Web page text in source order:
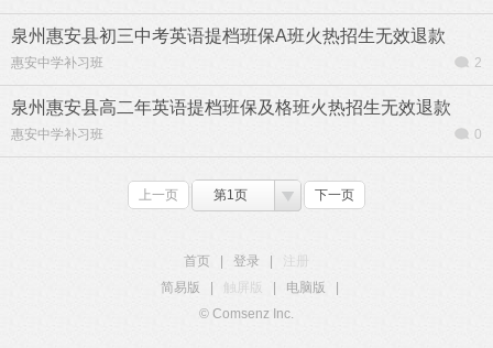
泉州惠安县初三中考英语提档班保A班火热招生无效退款
惠安中学补习班 2
泉州惠安县高二年英语提档班保及格班火热招生无效退款
惠安中学补习班 0
上一页 第1页 下一页
首页 登录
注册
简易版
触屏版 电脑版
© Comsenz Inc.